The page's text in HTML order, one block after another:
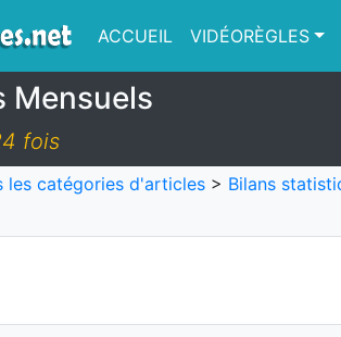
ACCUEIL VIDÉORÈGLES
Mensuels
fois
les catégories d'articles > Bilans